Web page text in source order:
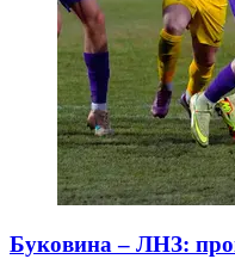
Буковина – ЛНЗ: